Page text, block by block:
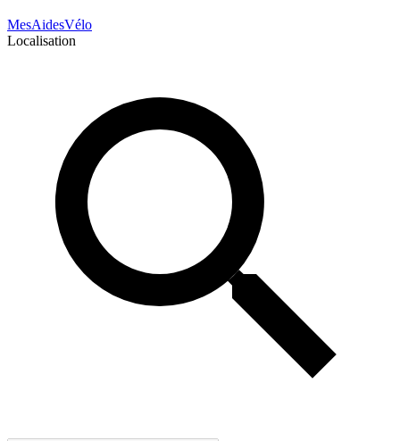
MesAidesVélo
Localisation